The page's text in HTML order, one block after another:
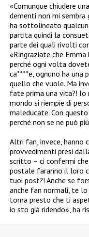
«Comunque chiudere
dementi non mi sembra
ha sottolineato qualcun
partita quindi la
parte dei quali rivolti
«Ringraziate che Emma
perché ogni volta
ca****e, ognuno ha una
quello che vuole. Ma
fate prima una vita?! Io
mondo si riempie di
maleducate. Con
perché non se ne può
Altri fan, invece, hanno
provvedimenti presi
scritto – ci confermi
postale faranno il loro
tuoi post?! Anche se
anche fan normali, te lo
torna presto che ti
io sto già ridendo», ha